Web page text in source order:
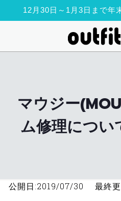
12月30日～1月3日まで年
マウジー
ム修理につ
公開日:2019/07/30 最終更